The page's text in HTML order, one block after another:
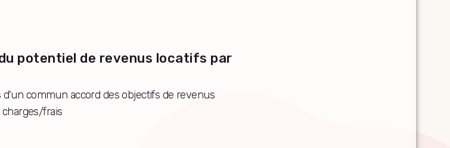
potentiel de revenus locatifs par
d'un commun accord des objectifs de revenus
charges/frais